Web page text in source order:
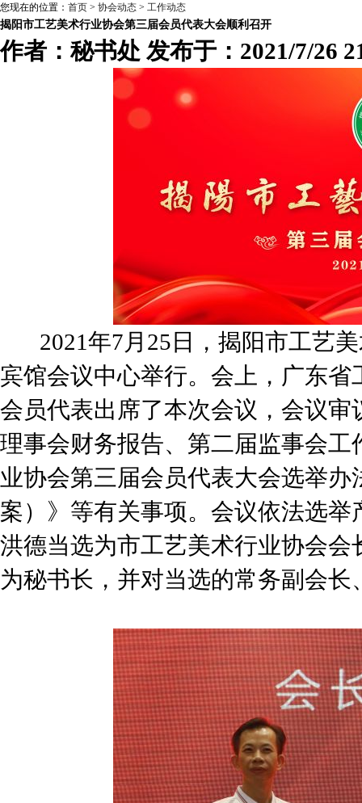
您现在的位置： 首页 > 协会动态 > 工作动态
揭阳市工艺美术行业协会第三届会员代表大会顺利召开
作者：秘书处 发布于：2021/7/26
2021年7月25日，揭阳市工艺美
宾馆会议中心举行。会上，广东
会员代表出席了本次会议，会议
理事会财务报告、第二届监事会
业协会第三届会员代表大会选举
案）》等有关事项。会议依法选
洪德当选为市工艺美术行业协会
为秘书长，并对当选的常务副会